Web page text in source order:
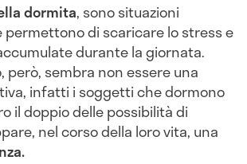
dormita, sono situazioni
di scaricare lo stress e
durante la giornata.
però, sembra non essere una
infatti i soggetti che dormono
il doppio delle possibilità di
nel corso della loro vita, una